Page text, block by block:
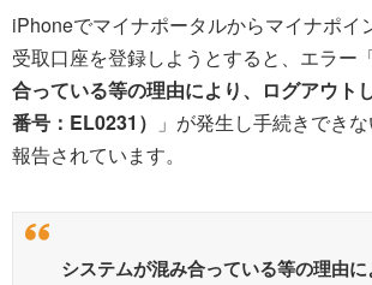
iPhoneでマイナポータルからマイナポイ
受取口座を登録しようとすると、エラー
合っている等の理由により、ログアウト
番号：EL0231）
」が発生し手続きでき
報告されています。
システムが混み合っている等の理由